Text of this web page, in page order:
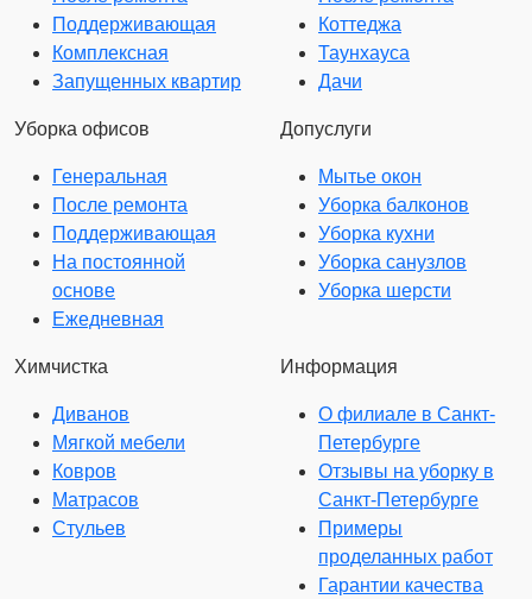
Поддерживающая
Комплексная
Запущенных квартир
Коттеджа
Таунхауса
Дачи
Уборка офисов
Генеральная
После ремонта
Поддерживающая
На постоянной
основе
Ежедневная
Допуслуги
Мытье окон
Уборка балконов
Уборка кухни
Уборка санузлов
Уборка шерсти
Химчистка
Диванов
Мягкой мебели
Ковров
Матрасов
Стульев
Информация
О филиале в Санкт-
Петербурге
Отзывы на уборку в
Санкт-Петербурге
Примеры
проделанных работ
Гарантии качества